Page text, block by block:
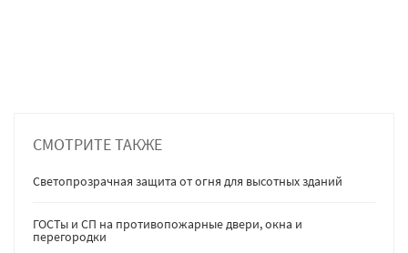
СМОТРИТЕ ТАКЖЕ
Светопрозрачная защита от огня для высотных зданий
ГОСТы и СП на противопожарные двери, окна и
перегородки